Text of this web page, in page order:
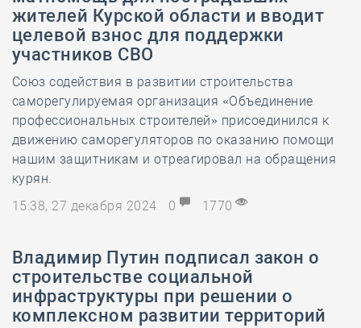
жителей Курской области и вводит
целевой взнос для поддержки
участников СВО
Союз содействия в развитии строительства
саморегулируемая организация «Объединение
профессиональных строителей» присоединился к
движению саморегуляторов по оказанию помощи
нашим защитникам и отреагировал на обращения
курян.
15:38, 27 декабря 2024
0 1770
Владимир Путин подписал закон о
строительстве социальной
инфраструктуры при решении о
комплексном развитии территорий